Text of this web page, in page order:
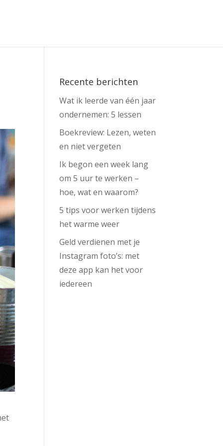
Recente berichten
Wat ik leerde van één jaar
ondernemen: 5 lessen
Boekreview: Lezen, weten
en niet vergeten
Ik begon een week lang
om 5 uur te werken –
hoe, wat en waarom?
5 tips voor werken tijdens
het warme weer
Geld verdienen met je
Instagram foto’s: met
deze app kan het voor
iedereen